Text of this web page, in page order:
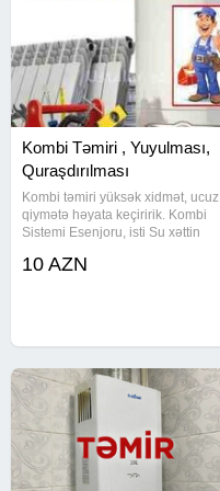
Kombi Təmiri , Yuyulması,
Quraşdırılması
Kombi təmiri yüksək xidmət, ucuz
qiymətə həyata keçiririk. Kombi
Sistemi Esenjoru, isti Su xəttin
Təmizlənməsi.Sistem Davlenie
10 AZN